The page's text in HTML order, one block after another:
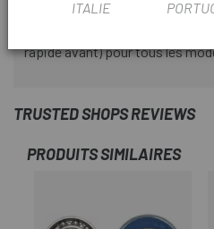
moyeux ITS-4, 142 mm pour
rapide avant) pour tous les
TRUSTED SHOPS REVIEWS
PRODUITS SIMILAIRES
ITALIE